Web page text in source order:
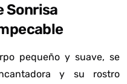
Sonrisa
pequeño y suave, se
y su rostro